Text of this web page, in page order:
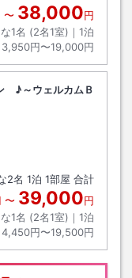
〜 38,000円
1名 (2名1室)｜ 1泊
3,950円〜19,000円
♪～ウェルカムＢ
2名 1泊 1部屋 合計
〜 39,000円
1名 (2名1室)｜ 1泊
4,450円〜19,500円